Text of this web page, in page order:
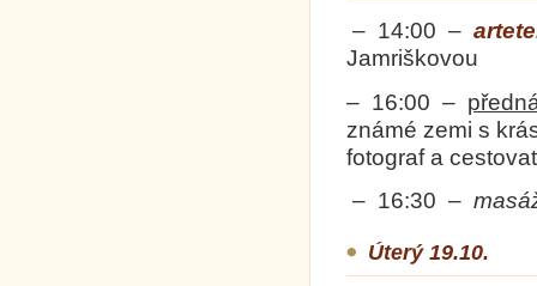
– 14:00 –
Jamriškovou
– 16:00 –
známé zemi s
fotograf a
– 16:30 –
Úterý 19.10.